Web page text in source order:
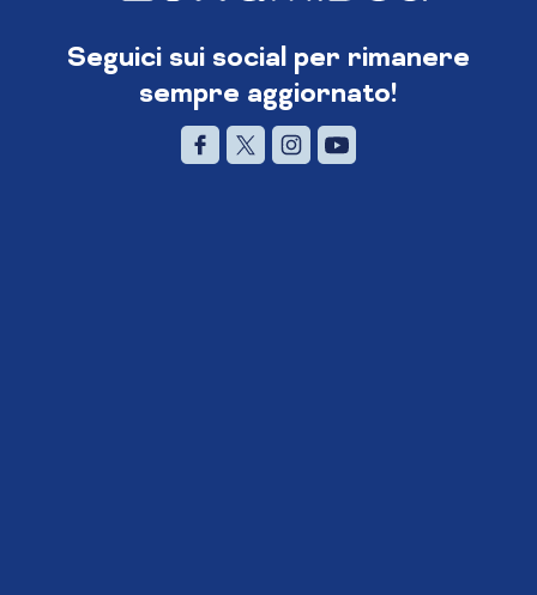
Seguici sui social per rimanere
sempre aggiornato!